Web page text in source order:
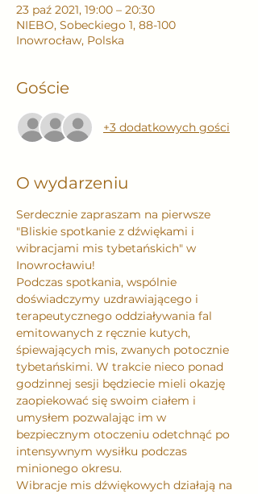
23 paź 2021, 19:00 – 20:30
NIEBO, Sobeckiego 1, 88-100
Inowrocław, Polska
Goście
+3 dodatkowych gości
O wydarzeniu
Serdecznie zapraszam na pierwsze
"Bliskie spotkanie z dźwiękami i
wibracjami mis tybetańskich" w
Inowrocławiu!
Podczas spotkania, wspólnie
doświadczymy uzdrawiającego i
terapeutycznego oddziaływania fal
emitowanych z ręcznie kutych,
śpiewających mis, zwanych potocznie
tybetańskimi. W trakcie nieco ponad
godzinnej sesji będziecie mieli okazję
zaopiekować się swoim ciałem i
umysłem pozwalając im w
bezpiecznym otoczeniu odetchnąć po
intensywnym wysiłku podczas
minionego okresu.
Wibracje mis dźwiękowych działają na